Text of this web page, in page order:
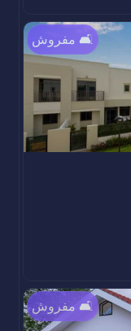
مفروش 🛋️
مفروش 🛋️